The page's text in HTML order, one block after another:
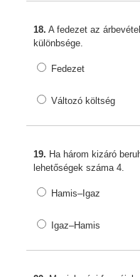
18. A fedezet az
különbsége.
Fedezet
Változó költség
19. Ha három kizáró
lehetőségek száma 4.
Hamis–Igaz
Igaz–Hamis